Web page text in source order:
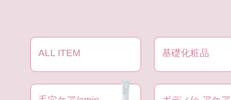
ALL ITEM 基礎化粧品